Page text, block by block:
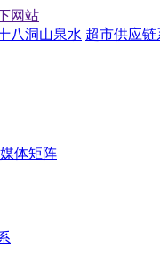
网站
八洞山泉水 超市供应链
体矩阵